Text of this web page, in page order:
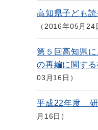
高知県子ども
2016年05月24
第５回高知県
の再編に関す
03月16日
平成22年度 研
月16日